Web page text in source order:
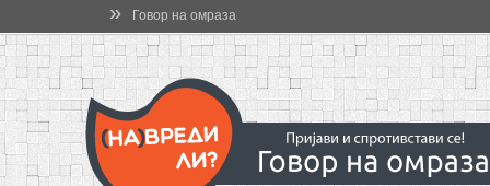
» Говор на омраза